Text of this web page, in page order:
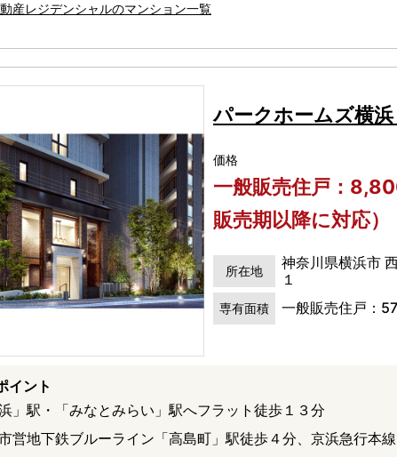
産レジデンシャルのマンション一覧
パークホームズ横
価格
一般販売住戸：
販売期以降に対応）
所在地
神奈川県横浜市
１
専有面積 一般販売住戸：
イント
浜」駅・「みなとみらい」駅へフラット徒歩１３分
営地下鉄ブルーライン「高島町」駅徒歩４分、京浜急行本